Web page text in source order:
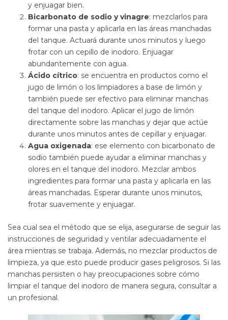
y enjuagar bien.
Bicarbonato de sodio y vinagre: mezclarlos para
formar una pasta y aplicarla en las áreas manchadas
del tanque. Actuará durante unos minutos y luego
frotar con un cepillo de inodoro. Enjuagar
abundantemente con agua.
Ácido cítrico: se encuentra en productos como el
jugo de limón o los limpiadores a base de limón y
también puede ser efectivo para eliminar manchas
del tanque del inodoro. Aplicar el jugo de limón
directamente sobre las manchas y dejar que actúe
durante unos minutos antes de cepillar y enjuagar.
Agua oxigenada: ese elemento con bicarbonato de
sodio también puede ayudar a eliminar manchas y
olores en el tanque del inodoro. Mezclar ambos
ingredientes para formar una pasta y aplicarla en las
áreas manchadas. Esperar durante unos minutos,
frotar suavemente y enjuagar.
Sea cual sea el método que se elija, asegurarse de seguir las
instrucciones de seguridad y ventilar adecuadamente el
área mientras se trabaja. Además, no mezclar productos de
limpieza, ya que esto puede producir gases peligrosos. Si las
manchas persisten o hay preocupaciones sobre cómo
limpiar el tanque del inodoro de manera segura, consultar a
un profesional.